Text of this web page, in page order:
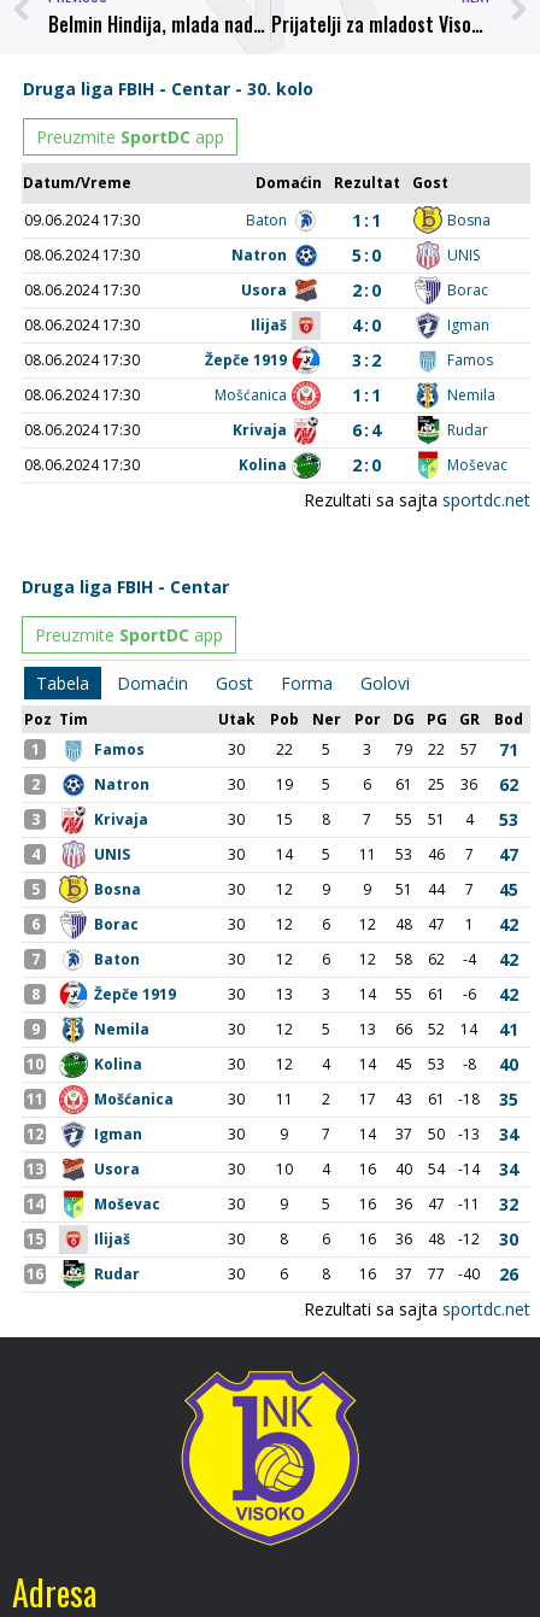
Belmin Hindija, mlada nada NK Bosna Visoko Prijatelji za mladost Visokog
Adresa